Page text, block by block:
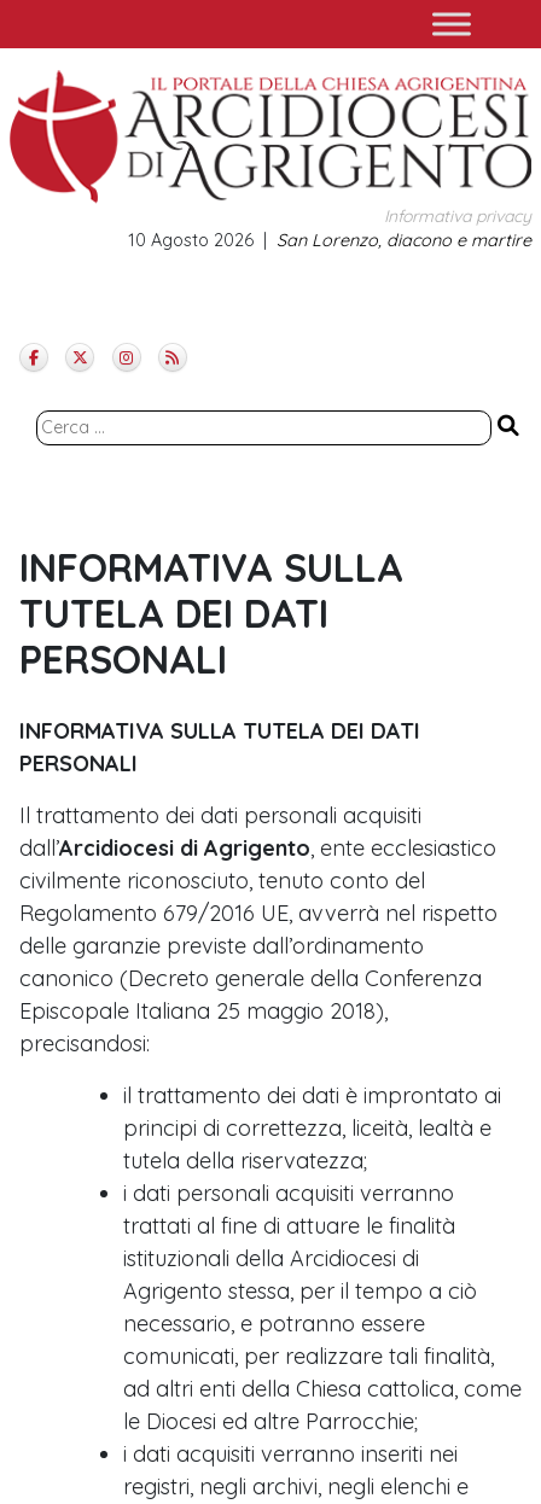
to
content
Informativa privacy
San Lorenzo, diacono e martire
10 Agosto 2026
Ricerca
INFORMATIVA SULLA
TUTELA DEI DATI
PERSONALI
INFORMATIVA SULLA TUTELA DEI DATI
PERSONALI
Il trattamento dei dati personali acquisiti
dall’Arcidiocesi di Agrigento, ente ecclesiastico
civilmente riconosciuto, tenuto conto del
Regolamento 679/2016 UE, avverrà nel rispetto
delle garanzie previste dall’ordinamento
canonico (Decreto generale della Conferenza
Episcopale Italiana 25 maggio 2018),
precisandosi:
il trattamento dei dati è improntato ai
principi di correttezza, liceità, lealtà e
tutela della riservatezza;
i dati personali acquisiti verranno
trattati al fine di attuare le finalità
istituzionali della Arcidiocesi di
Agrigento stessa, per il tempo a ciò
necessario, e potranno essere
comunicati, per realizzare tali finalità,
ad altri enti della Chiesa cattolica, come
le Diocesi ed altre Parrocchie;
i dati acquisiti verranno inseriti nei
registri, negli archivi, negli elenchi e